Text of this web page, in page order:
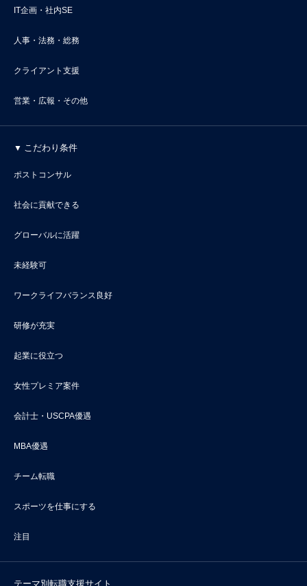
IT企画・社内SE
人事・法務・総務
クライアント支援
営業・広報・その他
こだわり条件
ポストコンサル
社会に貢献できる
グローバルに活躍
未経験可
ワークライフバランス良好
研修が充実
起業に役立つ
女性プレミア案件
会計士・USCPA優遇
MBA優遇
チーム転職
スポーツを仕事にする
注目
テーマ別転職支援サイト